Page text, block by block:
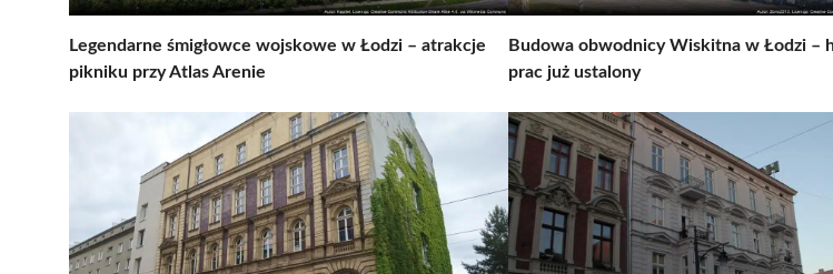
Legendarne śmigłowce wojskowe w Łodzi – atrakcje
pikniku przy Atlas Arenie
Budowa obwodnicy Wiskitna w Łodzi –
prac już ustalony